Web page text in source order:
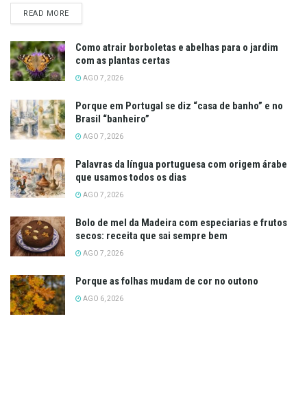
READ MOREDETAILS
Como atrair borboletas e abelhas para o jardim
com as plantas certas
AGO 7, 2026
Porque em Portugal se diz “casa de banho” e no
Brasil “banheiro”
AGO 7, 2026
Palavras da língua portuguesa com origem árabe
que usamos todos os dias
AGO 7, 2026
Bolo de mel da Madeira com especiarias e frutos
secos: receita que sai sempre bem
AGO 7, 2026
Porque as folhas mudam de cor no outono
AGO 6, 2026